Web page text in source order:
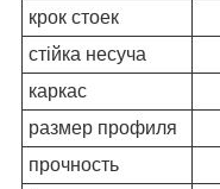
крок стоек
стійка несуча
каркас
размер профиля
прочность